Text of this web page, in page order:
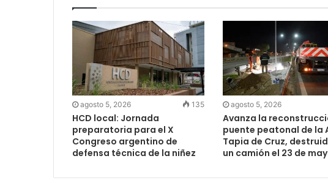
agosto 5, 2026 135
HCD local: Jornada
preparatoria para el X
Congreso argentino de
defensa técnica de la niñez
agosto 5, 2026
Avanza la
puente peatonal de la
Tapia de Cruz,
un camión el 23 de